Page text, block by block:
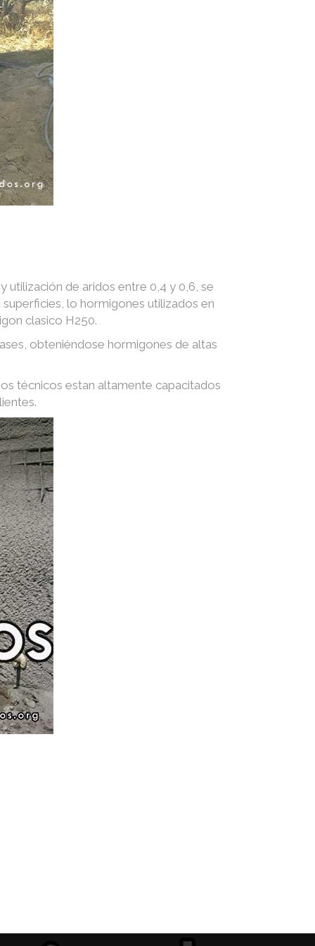
utilización de aridos entre 0,4 y 0,6, se
lo hormigones utilizados en
clasico H250.
obteniéndose hormigones de altas
técnicos estan altamente capacitados